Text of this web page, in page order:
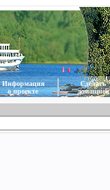
Информация
о проекте
Сделать
домашней